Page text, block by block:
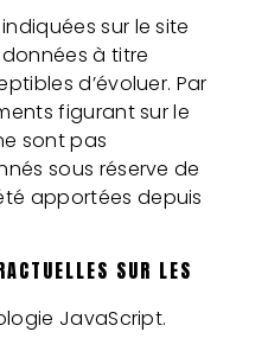
sur le site
à titre
d’évoluer. Par
figurant sur le
sont pas
sous réserve de
apportées depuis
SUR LES
JavaScript.